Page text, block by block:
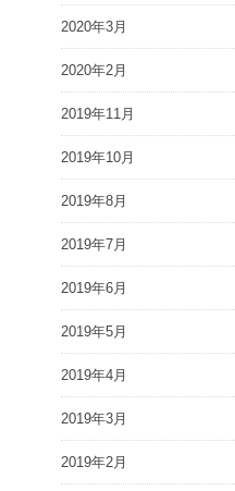
2020年3月
2020年2月
2019年11月
2019年10月
2019年8月
2019年7月
2019年6月
2019年5月
2019年4月
2019年3月
2019年2月